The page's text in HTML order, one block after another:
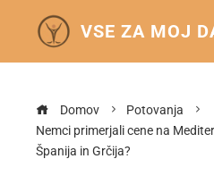
VSE ZA MOJ
Domov
Potovanja
Nemci primerjali cene na
Španija in Grčija?